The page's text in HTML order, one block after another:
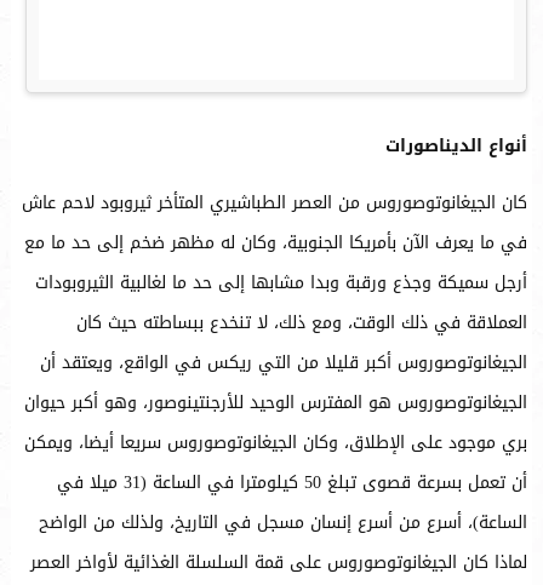
أنواع الديناصورات
كان الجيغانوتوصوروس من العصر الطباشيري المتأخر ثيروبود لاحم عاش
في ما يعرف الآن بأمريكا الجنوبية، وكان له مظهر ضخم إلى حد ما مع
أرجل سميكة وجذع ورقبة وبدا مشابها إلى حد ما لغالبية الثيروبودات
العملاقة في ذلك الوقت، ومع ذلك، لا تنخدع ببساطته حيث كان
الجيغانوتوصوروس أكبر قليلا من التي ريكس في الواقع، ويعتقد أن
الجيغانوتوصوروس هو المفترس الوحيد للأرجنتينوصور، وهو أكبر حيوان
بري موجود على الإطلاق، وكان الجيغانوتوصوروس سريعا أيضا، ويمكن
أن تعمل بسرعة قصوى تبلغ 50 كيلومترا في الساعة (31 ميلا في
الساعة)، أسرع من أسرع إنسان مسجل في التاريخ، ولذلك من الواضح
لماذا كان الجيغانوتوصوروس على قمة السلسلة الغذائية لأواخر العصر